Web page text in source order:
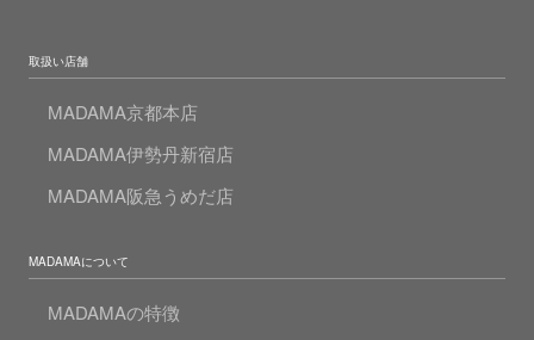
取扱い店舗
MADAMA京都本店
MADAMA伊勢丹新宿店
MADAMA阪急うめだ店
MADAMAについて
MADAMAの特徴